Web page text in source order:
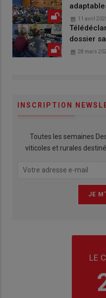
11 avril
dossier
28 mars
INSCRIPTION
Toutes les semaines
viticoles et rurales
LE